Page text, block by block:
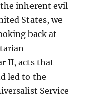
the inherent evil
States, we
back at
II, acts that
led to the
Service